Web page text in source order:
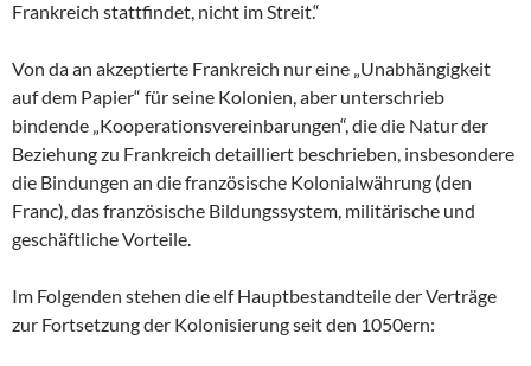
Frankreich stattfindet, nicht im Streit.“
Von da an akzeptierte Frankreich nur eine „Unabhängigkeit
auf dem Papier“ für seine Kolonien, aber unterschrieb
bindende „Kooperationsvereinbarungen“, die die Natur der
Beziehung zu Frankreich detailliert beschrieben, insbesondere
die Bindungen an die französische Kolonialwährung (den
Franc), das französische Bildungssystem, militärische und
geschäftliche Vorteile.
Im Folgenden stehen die elf Hauptbestandteile der Verträge
zur Fortsetzung der Kolonisierung seit den 1050ern: